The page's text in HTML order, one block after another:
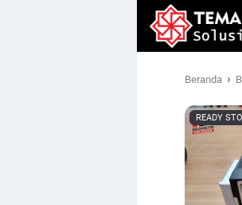
Beranda ›
READY